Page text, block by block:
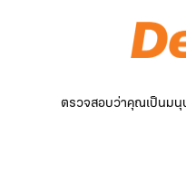
ตรวจสอบว่าคุณเป็นมนุ